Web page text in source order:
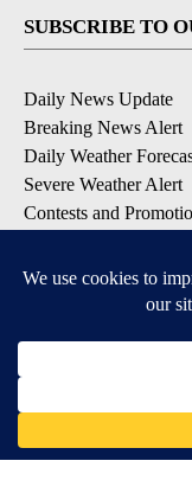
SUBSCRIBE TO
Daily News Update
Breaking News Alert
Daily Weather
Severe Weather Alert
Contests and